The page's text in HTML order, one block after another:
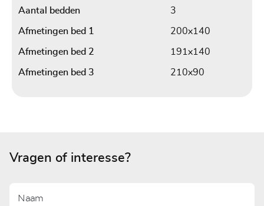
Aantal bedden 3
Afmetingen bed 1 200x140
Afmetingen bed 2 191x140
Afmetingen bed 3 210x90
Vragen of interesse?